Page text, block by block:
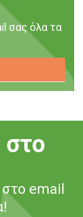
σας όλα τα
email